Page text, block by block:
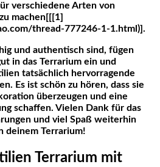
verschiedene Arten von
machen[[[1]
thread-777246-1-1.html)].
und authentisch sind, fügen
in das Terrarium ein und
tatsächlich hervorragende
Es ist schön zu hören, dass sie
überzeugen und eine
schaffen. Vielen Dank für das
und viel Spaß weiterhin
deinem Terrarium!
Terrarium mit